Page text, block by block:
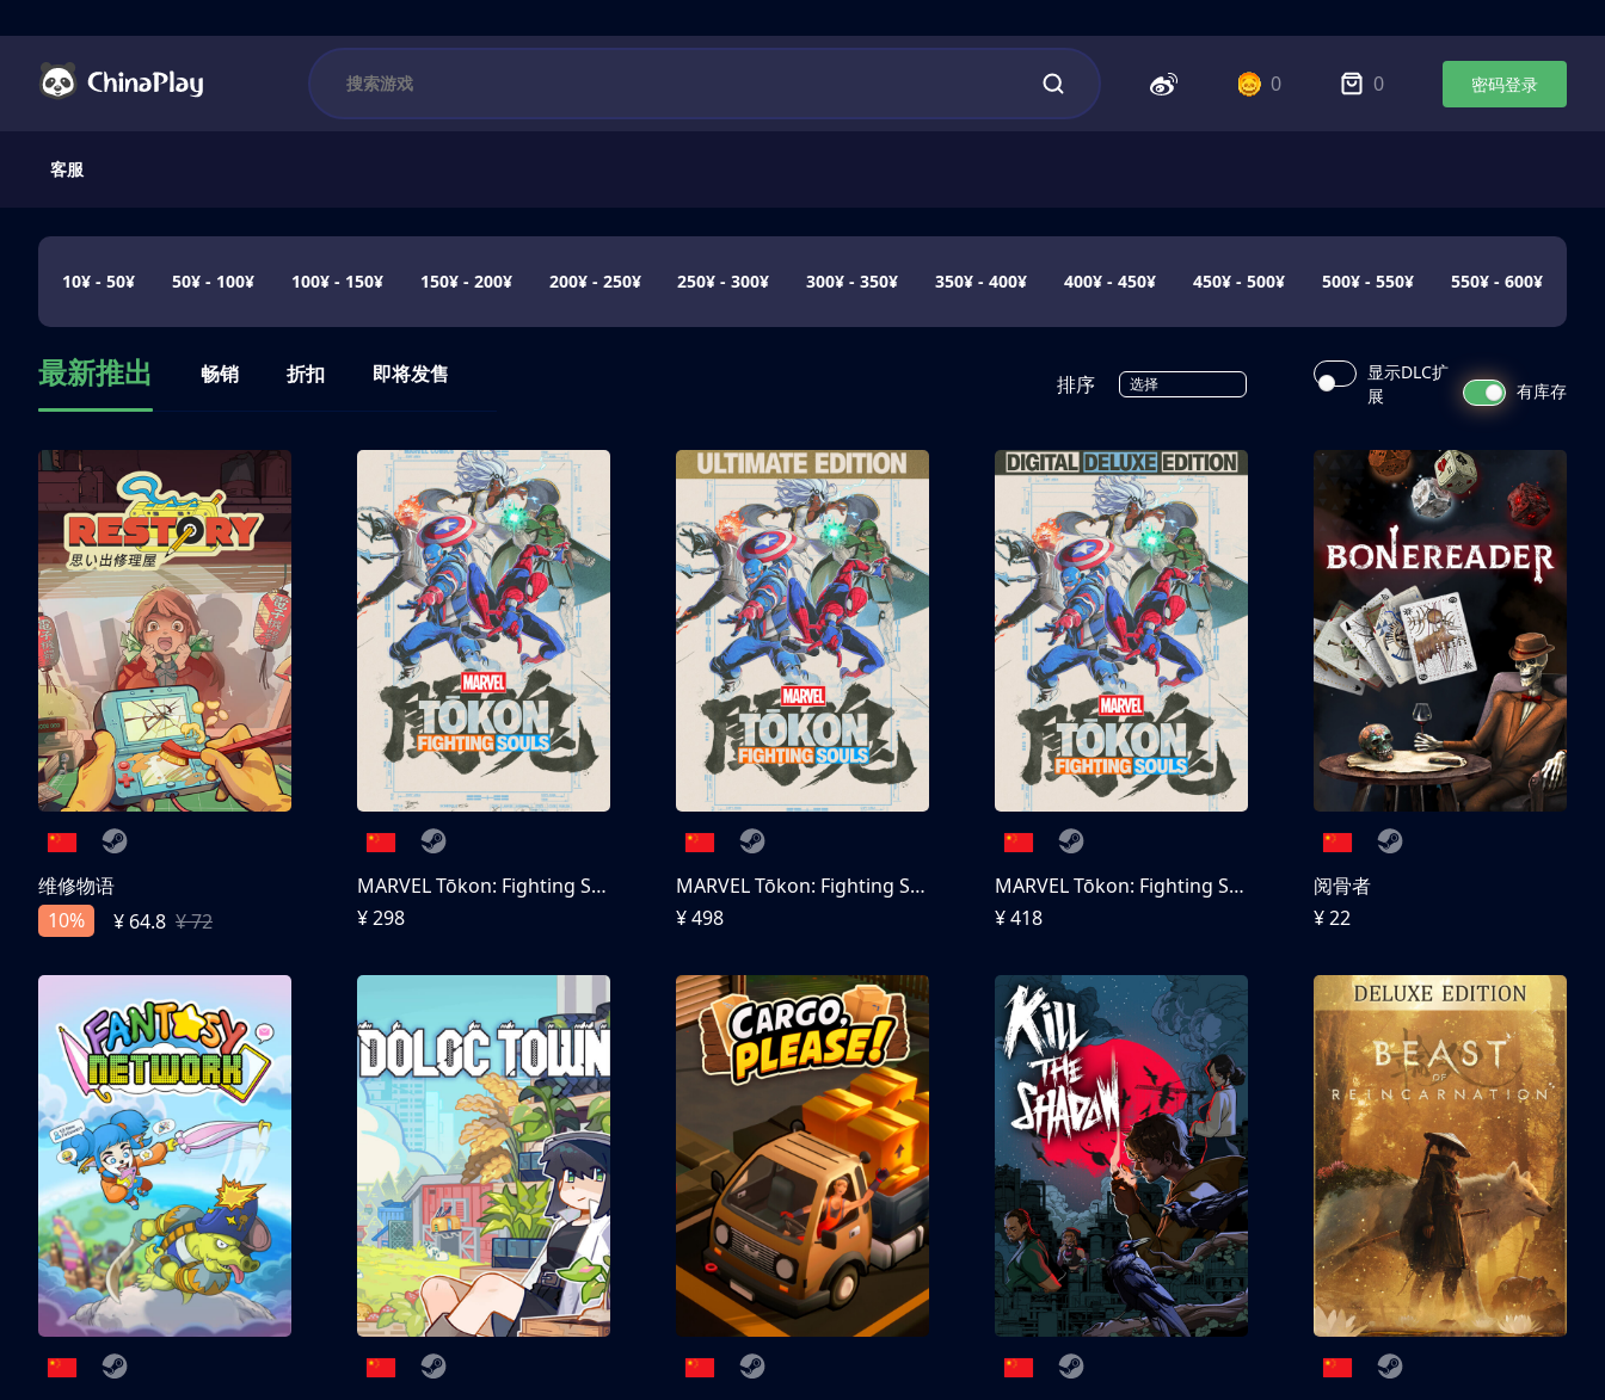
0 0 密码登录
客服
10¥ - 50¥ 50¥ - 100¥ 100¥ - 150¥ 150¥ - 200¥ 200¥ - 250¥ 250¥ - 300¥ 300¥ - 350¥ 350¥ - 400¥ 400¥ - 450¥ 450¥ - 500¥ 500¥ - 550¥ 550¥ - 600¥
最新推出 畅销 折扣 即将发售 排序 选择
显示DLC扩
展
有库存
维修物语
10%
¥ 64.8 ¥ 72
MARVEL Tōkon: Fighting Souls
¥ 298
MARVEL Tōkon: Fighting Souls 终极版
¥ 498
MARVEL Tōkon: Fighting Souls 数字豪华版
¥ 418
阅骨者
¥ 22